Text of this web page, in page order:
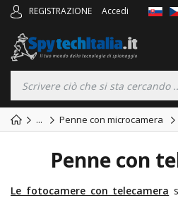
REGISTRAZIONE Accedi
... Penne con microcamera
Penne con
Le fotocamere con telecamera